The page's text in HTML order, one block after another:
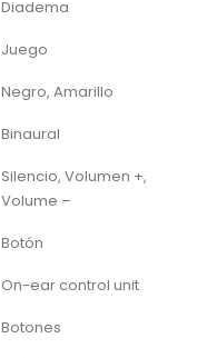
Diadema
Juego
Negro, Amarillo
Binaural
Silencio, Volumen +,
Volume –
Botón
On-ear control unit
Botones